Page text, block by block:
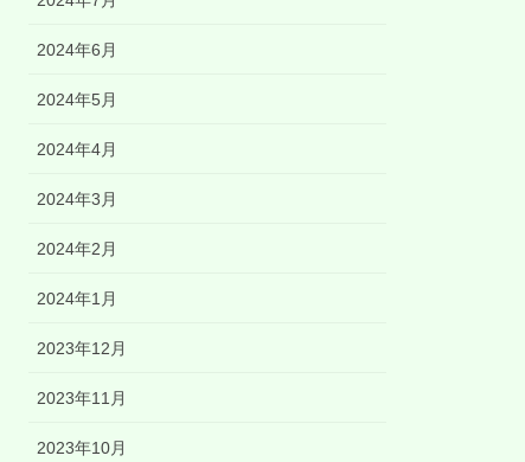
2024年6月
2024年5月
2024年4月
2024年3月
2024年2月
2024年1月
2023年12月
2023年11月
2023年10月